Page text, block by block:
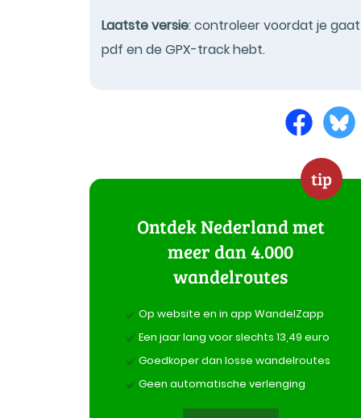
Laatste versie: controleer voordat je
pdf en de GPX-track hebt.
tip
Ontdek Nederland met
meer dan 4.000
wandelroutes
Op website en in app WandelZapp
Een jaar lang voor slechts 13,49 euro
Goedkoper dan losse wandelroutes
Geen automatische verlenging